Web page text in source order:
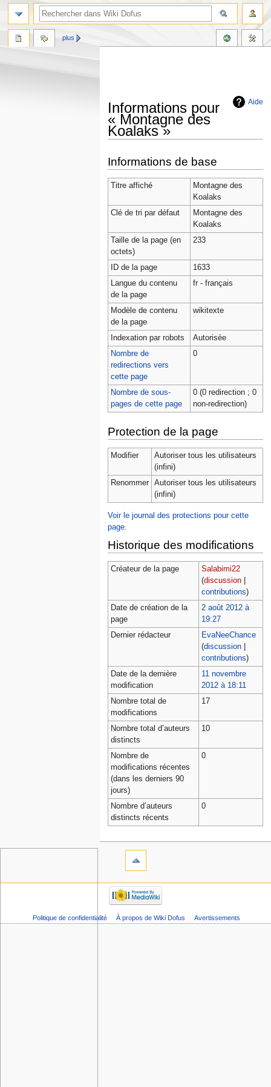
Aide
Informations pour
« Montagne des
Koalaks »
à
la
navigation
à
la
recherche
Informations de base
Titre affiché
Montagne des
Koalaks
Clé de tri par défaut
Montagne des
Koalaks
Taille de la page (en
octets)
233
ID de la page
1633
Langue du contenu
de la page
fr - français
Modèle de contenu
de la page
wikitexte
Indexation par robots
Autorisée
Nombre de
redirections vers
cette page
0
Nombre de sous-
pages de cette page
0 (0 redirection ; 0
non-redirection)
Protection de la page
Modifier
Autoriser tous les utilisateurs
(infini)
Renommer
Autoriser tous les utilisateurs
(infini)
Voir le journal des protections pour cette
page.
Historique des modifications
Créateur de la page
Salabimi22
(discussion|
contributions)
Date de création de la
page
2 août 2012 à
19:27
Dernier rédacteur
EvaNeeChance
(discussion|
contributions)
Date de la dernière
modification
11 novembre
2012 à 18:11
Nombre total de
modifications
17
Nombre total d’auteurs
distincts
10
Nombre de
modifications récentes
(dans les derniers 90
jours)
0
Nombre d’auteurs
distincts récents
0
plus
Politique de confidentialité À propos de Wiki Dofus Avertissements